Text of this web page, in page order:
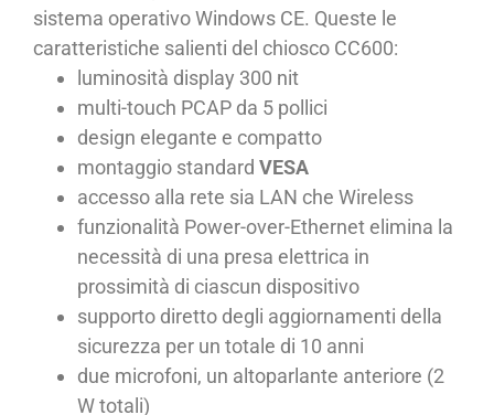
sistema operativo Windows CE. Queste le
caratteristiche salienti del chiosco CC600:
luminosità display 300 nit
multi-touch PCAP da 5 pollici
design elegante e compatto
montaggio standard VESA
accesso alla rete sia LAN che Wireless
funzionalità Power-over-Ethernet elimina la
necessità di una presa elettrica in
prossimità di ciascun dispositivo
supporto diretto degli aggiornamenti della
sicurezza per un totale di 10 anni
due microfoni, un altoparlante anteriore (2
W totali)